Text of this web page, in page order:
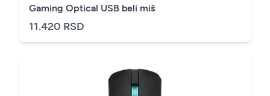
Gaming Optical USB beli miš
11.420 RSD